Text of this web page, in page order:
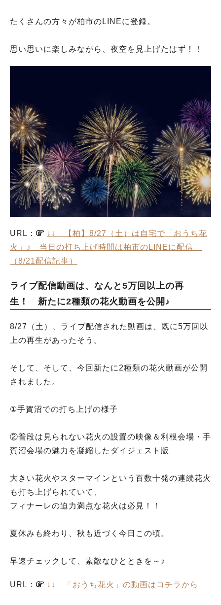
たくさんの方々が柏市のLINEに登録。
思い思いに楽しみながら、夜空を見上げたはず！！
URL：
↓↓ 【柏】8/27（土）は自宅で「おうち花
火」♪ 当日の打ち上げ時間は柏市のLINEに配信
（8/21配信記事）
ライブ配信動画は、なんと5万回以上の再
生！ 新たに2種類の花火動画を公開♪
8/27（土）、ライブ配信された動画は、既に5万回以
上の再生があったそう。
そして、そして、今回新たに2種類の花火動画が公開
されました。
①手賀沼での打ち上げの様子
②普段は見られない花火の設置の映像＆利根会場・手
賀沼会場の魅力を凝縮したダイジェスト版
大きい花火やスターマインという百数十発の連続花火
も打ち上げられていて、
フィナーレの迫力満点な花火は必見！！
夏休みも終わり、秋も近づく今日この頃。
早速チェックして、素敵なひとときを～♪
URL： ↓↓ 「おうち花火」の動画はコチラから